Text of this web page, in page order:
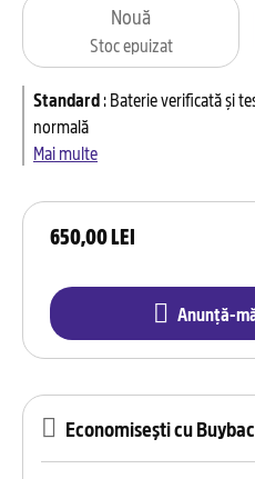
650,00 LEI
Anunță-
Nouă
Stoc epuizat
Standard:Baterie verificată și
normală
Mai multe
Economisești cu